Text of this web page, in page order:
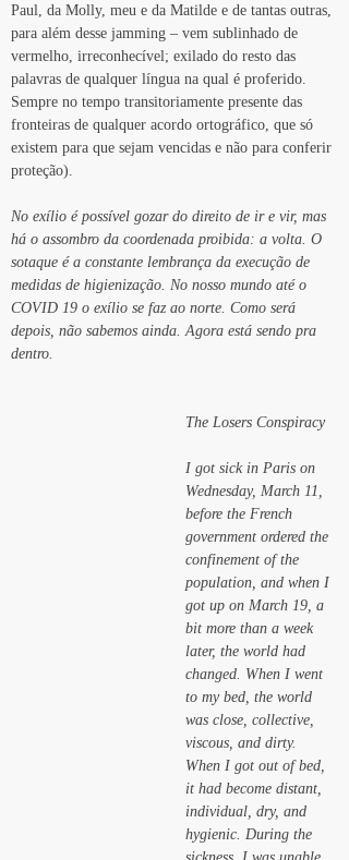
Paul, da Molly, meu e da Matilde e de tantas outras,
para além desse jamming – vem sublinhado de
vermelho, irreconhecível; exilado do resto das
palavras de qualquer língua na qual é proferido.
Sempre no tempo transitoriamente presente das
fronteiras de qualquer acordo ortográfico, que só
existem para que sejam vencidas e não para conferir
proteção).
No exílio é possível gozar do direito de ir e vir, mas
há o assombro da coordenada proibida: a volta. O
sotaque é a constante lembrança da execução de
medidas de higienização. No nosso mundo até o
COVID 19 o exílio se faz ao norte. Como será
depois, não sabemos ainda. Agora está sendo pra
dentro.
The Losers Conspiracy
I got sick in Paris on
Wednesday, March 11,
before the French
government ordered the
confinement of the
population, and when I
got up on March 19, a
bit more than a week
later, the world had
changed. When I went
to my bed, the world
was close, collective,
viscous, and dirty.
When I got out of bed,
it had become distant,
individual, dry, and
hygienic. During the